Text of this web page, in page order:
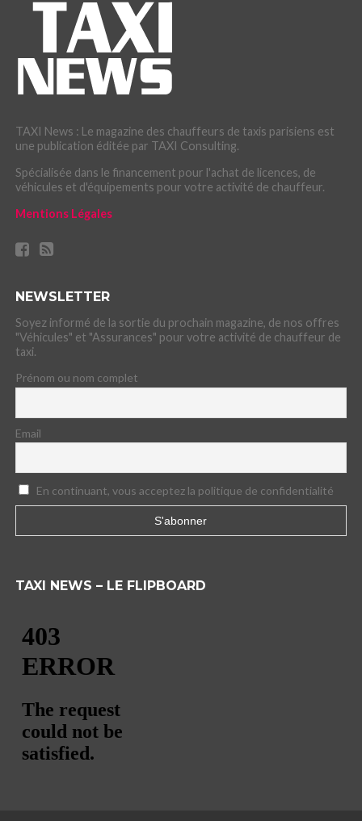
TAXI News : Le magazine des chauffeurs de taxis parisiens est
une publication éditée par TAXI Consulting.
Spécialisée dans le financement pour l'achat de licences, de
véhicules et d'équipements pour votre activité de chauffeur.
Mentions Légales
NEWSLETTER
Soyez informé de la sortie du prochain magazine, de nos offres
"Véhicules" et "Assurances" pour votre activité de chauffeur de
taxi.
Prénom ou nom complet
Email
En continuant, vous acceptez la politique de confidentialité
TAXI NEWS – LE FLIPBOARD